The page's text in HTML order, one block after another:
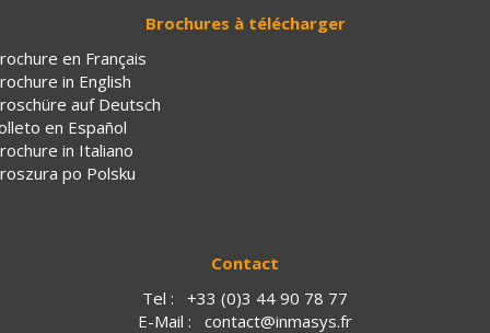
Brochures à télécharger
en Français
in English
auf Deutsch
en Español
in Italiano
po Polsku
Contact
Tel :
+33 (0)3 44 90 78 77
E-Mail :
contact@inmasys.fr